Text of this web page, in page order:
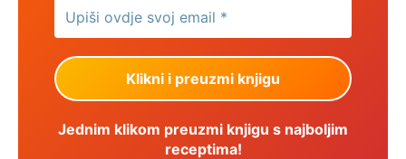
Jednim klikom preuzmi knjigu s najboljim
receptima!